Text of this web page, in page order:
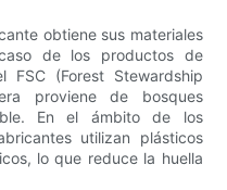
obtiene sus materiales
de los productos de
FSC (Forest Stewardship
proviene de bosques
En el ámbito de los
utilizan plásticos
lo que reduce la huella